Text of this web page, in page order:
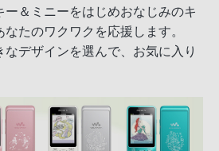
ー＆ミニーをはじめおなじみのキ
たのワクワクを応援します。
デザインを選んで、お気に入り